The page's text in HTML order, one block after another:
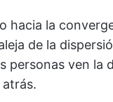
hacia la
de la
personas ven la